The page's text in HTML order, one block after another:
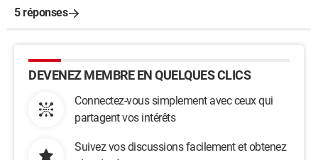
5 réponses
DEVENEZ MEMBRE EN QUELQUES CLICS
Connectez-vous simplement avec ceux qui
partagent vos intérêts
Suivez vos discussions facilement et obtenez